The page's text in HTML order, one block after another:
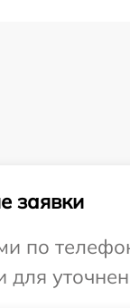
заявки
по
для